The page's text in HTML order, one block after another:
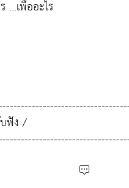
...เพื่ออะไร
ฟัง /